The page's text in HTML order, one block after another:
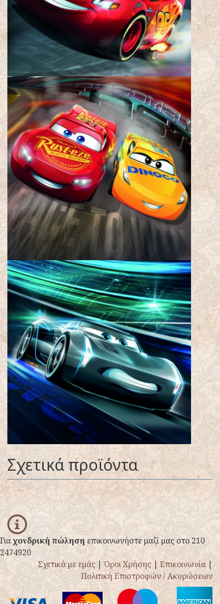
Σχετικά προϊόντα
info
Γιαχονδρική πώλησηεπικοινωνήστε μαζί μας στο 210
2474920
Σχετικά με εμάς|Όροι Χρήσης|Επικοινωνία|
Πολιτική Επιστροφών / Ακυρώσεων